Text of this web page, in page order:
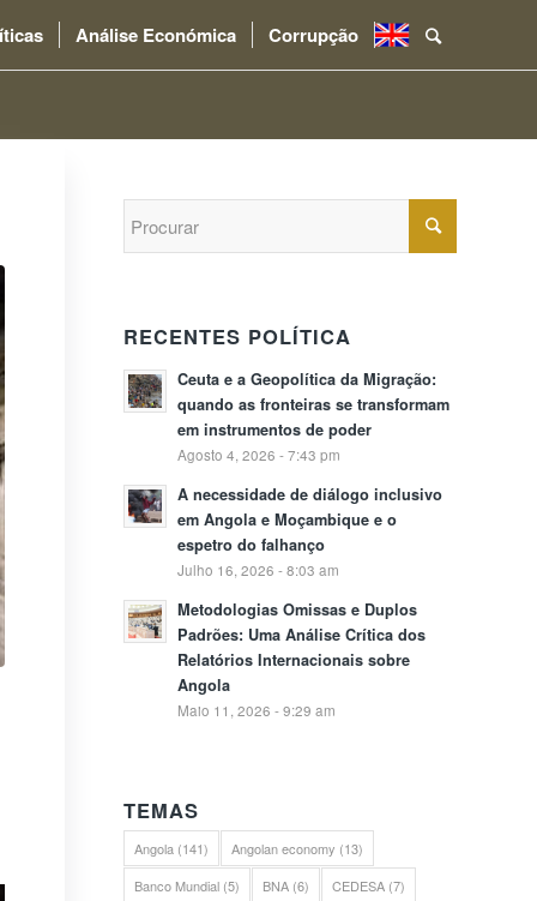
Análise Económica Corrupção .
RECENTES POLÍTICA
Ceuta e a Geopolítica da Migração:
quando as fronteiras se transformam
em instrumentos de poder
Agosto 4, 2026 - 7:43 pm
A necessidade de diálogo inclusivo
em Angola e Moçambique e o
espetro do falhanço
Julho 16, 2026 - 8:03 am
Metodologias Omissas e Duplos
Padrões: Uma Análise Crítica dos
Relatórios Internacionais sobre
Angola
Maio 11, 2026 - 9:29 am
TEMAS
Angola (141) Angolan economy (13)
Banco Mundial (5) BNA (6) CEDESA (7)